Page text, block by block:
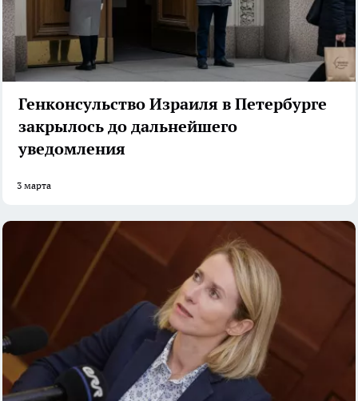
Генконсульство Израиля в Петербурге
закрылось до дальнейшего
уведомления
3 марта